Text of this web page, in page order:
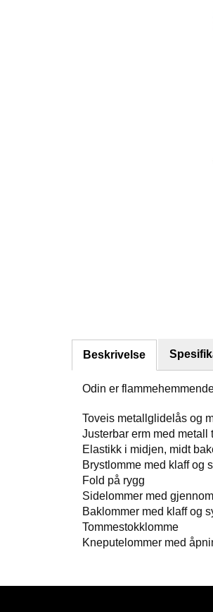
Beskrivelse
Odin er
Toveis metallglidelås og
Justerbar erm med metall
Elastikk i midjen, midt
Brystlomme med klaff og
Fold på rygg
Sidelommer med
Baklommer med klaff og
Tommestokklomme
Kneputelommer med